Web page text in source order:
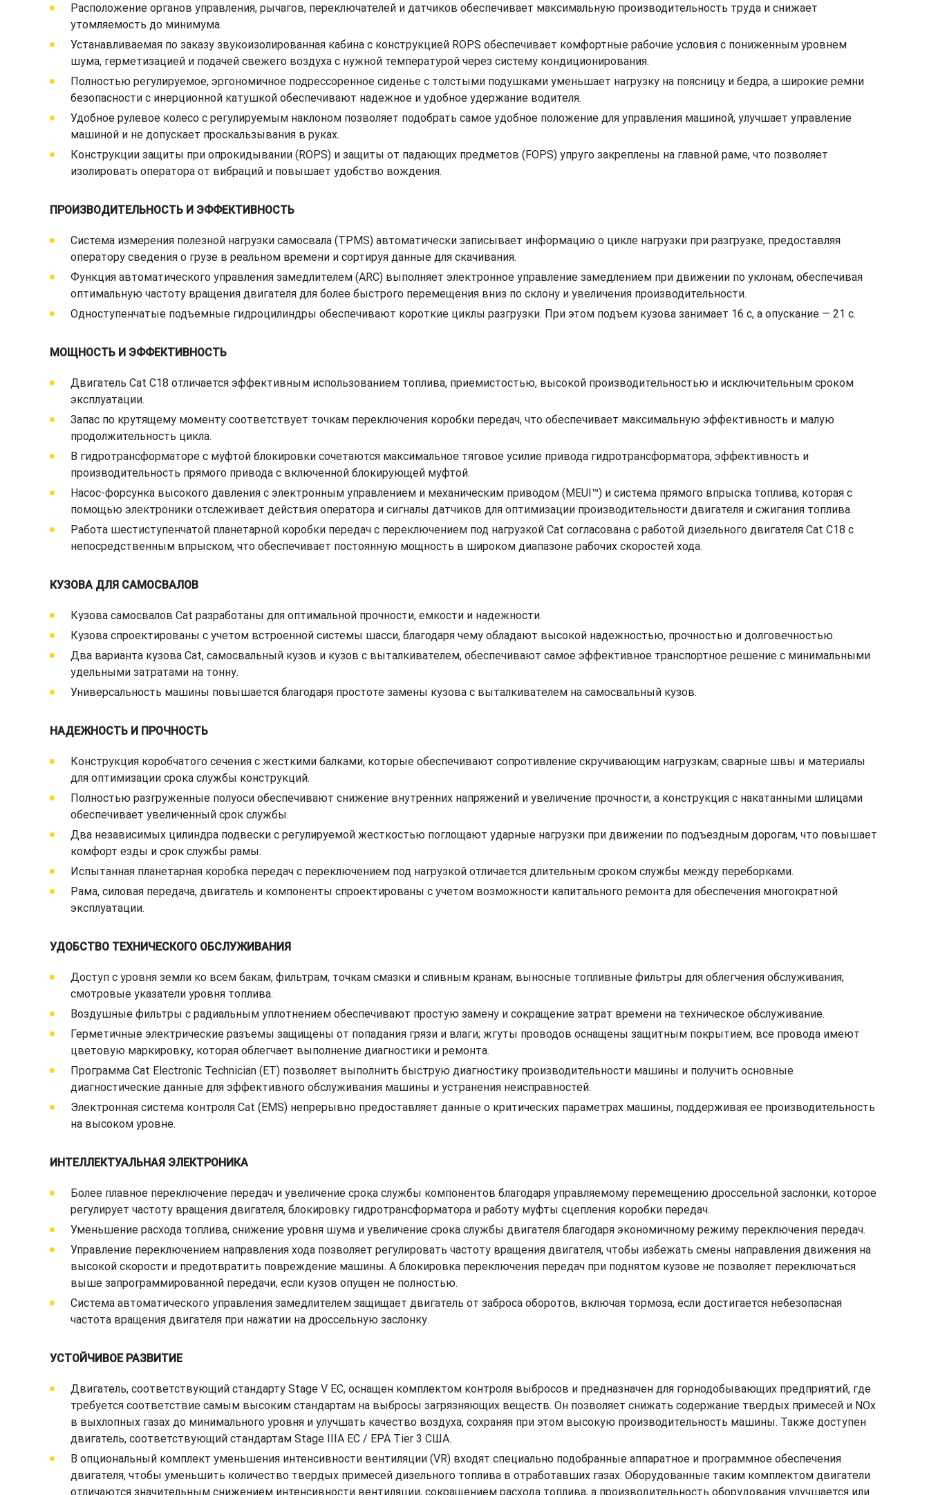
Расположение органов управления, рычагов, переключателей и датчиков обеспечивает максимальную производительность труда и снижает
утомляемость до минимума.
Устанавливаемая по заказу звукоизолированная кабина с конструкцией ROPS обеспечивает комфортные рабочие условия с пониженным уровнем
шума, герметизацией и подачей свежего воздуха с нужной температурой через систему кондиционирования.
Полностью регулируемое, эргономичное подрессоренное сиденье с толстыми подушками уменьшает нагрузку на поясницу и бедра, а широкие ремни
безопасности с инерционной катушкой обеспечивают надежное и удобное удержание водителя.
Удобное рулевое колесо с регулируемым наклоном позволяет подобрать самое удобное положение для управления машиной, улучшает управление
машиной и не допускает проскальзывания в руках.
Конструкции защиты при опрокидывании (ROPS) и защиты от падающих предметов (FOPS) упруго закреплены на главной раме, что позволяет
изолировать оператора от вибраций и повышает удобство вождения.
ПРОИЗВОДИТЕЛЬНОСТЬ И ЭФФЕКТИВНОСТЬ
Система измерения полезной нагрузки самосвала (TPMS) автоматически записывает информацию о цикле нагрузки при разгрузке, предоставляя
оператору сведения о грузе в реальном времени и сортируя данные для скачивания.
Функция автоматического управления замедлителем (ARC) выполняет электронное управление замедлением при движении по уклонам, обеспечивая
оптимальную частоту вращения двигателя для более быстрого перемещения вниз по склону и увеличения производительности.
Одноступенчатые подъемные гидроцилиндры обеспечивают короткие циклы разгрузки. При этом подъем кузова занимает 16 с, а опускание — 21 с.
МОЩНОСТЬ И ЭФФЕКТИВНОСТЬ
Двигатель Cat C18 отличается эффективным использованием топлива, приемистостью, высокой производительностью и исключительным сроком
эксплуатации.
Запас по крутящему моменту соответствует точкам переключения коробки передач, что обеспечивает максимальную эффективность и малую
продолжительность цикла.
В гидротрансформаторе с муфтой блокировки сочетаются максимальное тяговое усилие привода гидротрансформатора, эффективность и
производительность прямого привода с включенной блокирующей муфтой.
Насос-форсунка высокого давления с электронным управлением и механическим приводом (MEUI™) и система прямого впрыска топлива, которая с
помощью электроники отслеживает действия оператора и сигналы датчиков для оптимизации производительности двигателя и сжигания топлива.
Работа шестиступенчатой планетарной коробки передач с переключением под нагрузкой Cat согласована с работой дизельного двигателя Cat C18 с
непосредственным впрыском, что обеспечивает постоянную мощность в широком диапазоне рабочих скоростей хода.
КУЗОВА ДЛЯ САМОСВАЛОВ
Кузова самосвалов Cat разработаны для оптимальной прочности, емкости и надежности.
Кузова спроектированы с учетом встроенной системы шасси, благодаря чему обладают высокой надежностью, прочностью и долговечностью.
Два варианта кузова Cat, самосвальный кузов и кузов с выталкивателем, обеспечивают самое эффективное транспортное решение с минимальными
удельными затратами на тонну.
Универсальность машины повышается благодаря простоте замены кузова с выталкивателем на самосвальный кузов.
НАДЕЖНОСТЬ И ПРОЧНОСТЬ
Конструкция коробчатого сечения с жесткими балками, которые обеспечивают сопротивление скручивающим нагрузкам; сварные швы и материалы
для оптимизации срока службы конструкций.
Полностью разгруженные полуоси обеспечивают снижение внутренних напряжений и увеличение прочности, а конструкция с накатанными шлицами
обеспечивает увеличенный срок службы.
Два независимых цилиндра подвески с регулируемой жесткостью поглощают ударные нагрузки при движении по подъездным дорогам, что повышает
комфорт езды и срок службы рамы.
Испытанная планетарная коробка передач с переключением под нагрузкой отличается длительным сроком службы между переборками.
Рама, силовая передача, двигатель и компоненты спроектированы с учетом возможности капитального ремонта для обеспечения многократной
эксплуатации.
УДОБСТВО ТЕХНИЧЕСКОГО ОБСЛУЖИВАНИЯ
Доступ с уровня земли ко всем бакам, фильтрам, точкам смазки и сливным кранам; выносные топливные фильтры для облегчения обслуживания;
смотровые указатели уровня топлива.
Воздушные фильтры с радиальным уплотнением обеспечивают простую замену и сокращение затрат времени на техническое обслуживание.
Герметичные электрические разъемы защищены от попадания грязи и влаги; жгуты проводов оснащены защитным покрытием; все провода имеют
цветовую маркировку, которая облегчает выполнение диагностики и ремонта.
Программа Cat Electronic Technician (ET) позволяет выполнить быструю диагностику производительности машины и получить основные
диагностические данные для эффективного обслуживания машины и устранения неисправностей.
Электронная система контроля Cat (EMS) непрерывно предоставляет данные о критических параметрах машины, поддерживая ее производительность
на высоком уровне.
ИНТЕЛЛЕКТУАЛЬНАЯ ЭЛЕКТРОНИКА
Более плавное переключение передач и увеличение срока службы компонентов благодаря управляемому перемещению дроссельной заслонки, которое
регулирует частоту вращения двигателя, блокировку гидротрансформатора и работу муфты сцепления коробки передач.
Уменьшение расхода топлива, снижение уровня шума и увеличение срока службы двигателя благодаря экономичному режиму переключения передач.
Управление переключением направления хода позволяет регулировать частоту вращения двигателя, чтобы избежать смены направления движения на
высокой скорости и предотвратить повреждение машины. А блокировка переключения передач при поднятом кузове не позволяет переключаться
выше запрограммированной передачи, если кузов опущен не полностью.
Система автоматического управления замедлителем защищает двигатель от заброса оборотов, включая тормоза, если достигается небезопасная
частота вращения двигателя при нажатии на дроссельную заслонку.
УСТОЙЧИВОЕ РАЗВИТИЕ
Двигатель, соответствующий стандарту Stage V ЕС, оснащен комплектом контроля выбросов и предназначен для горнодобывающих предприятий, где
требуется соответствие самым высоким стандартам на выбросы загрязняющих веществ. Он позволяет снижать содержание твердых примесей и NOx
в выхлопных газах до минимального уровня и улучшать качество воздуха, сохраняя при этом высокую производительность машины. Также доступен
двигатель, соответствующий стандартам Stage IIIA ЕС / EPA Tier 3 США.
В опциональный комплект уменьшения интенсивности вентиляции (VR) входят специально подобранные аппаратное и программное обеспечения
двигателя, чтобы уменьшить количество твердых примесей дизельного топлива в отработавших газах. Оборудованные таким комплектом двигатели
отличаются значительным снижением интенсивности вентиляции, сокращением расхода топлива, а производительность оборудования улучшается или